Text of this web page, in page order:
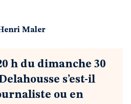
Maler
h du dimanche 30
s’est-il
ou en